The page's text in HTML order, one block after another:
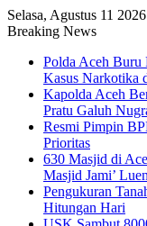
Selasa, Agustus 11 2026
Breaking News
Polda Aceh Buru
Kasus Narkotika
Kapolda Aceh
Pratu Galuh
Resmi Pimpin
Prioritas
630 Masjid di
Masjid Jami’
Pengukuran
Hitungan Hari